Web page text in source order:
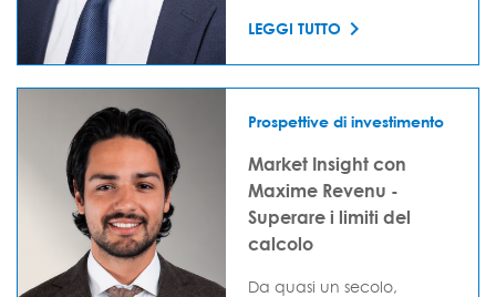
LEGGI TUTTO
Prospettive di investimento
Market Insight con
Maxime Revenu -
Superare i limiti del
calcolo
Da quasi un secolo,